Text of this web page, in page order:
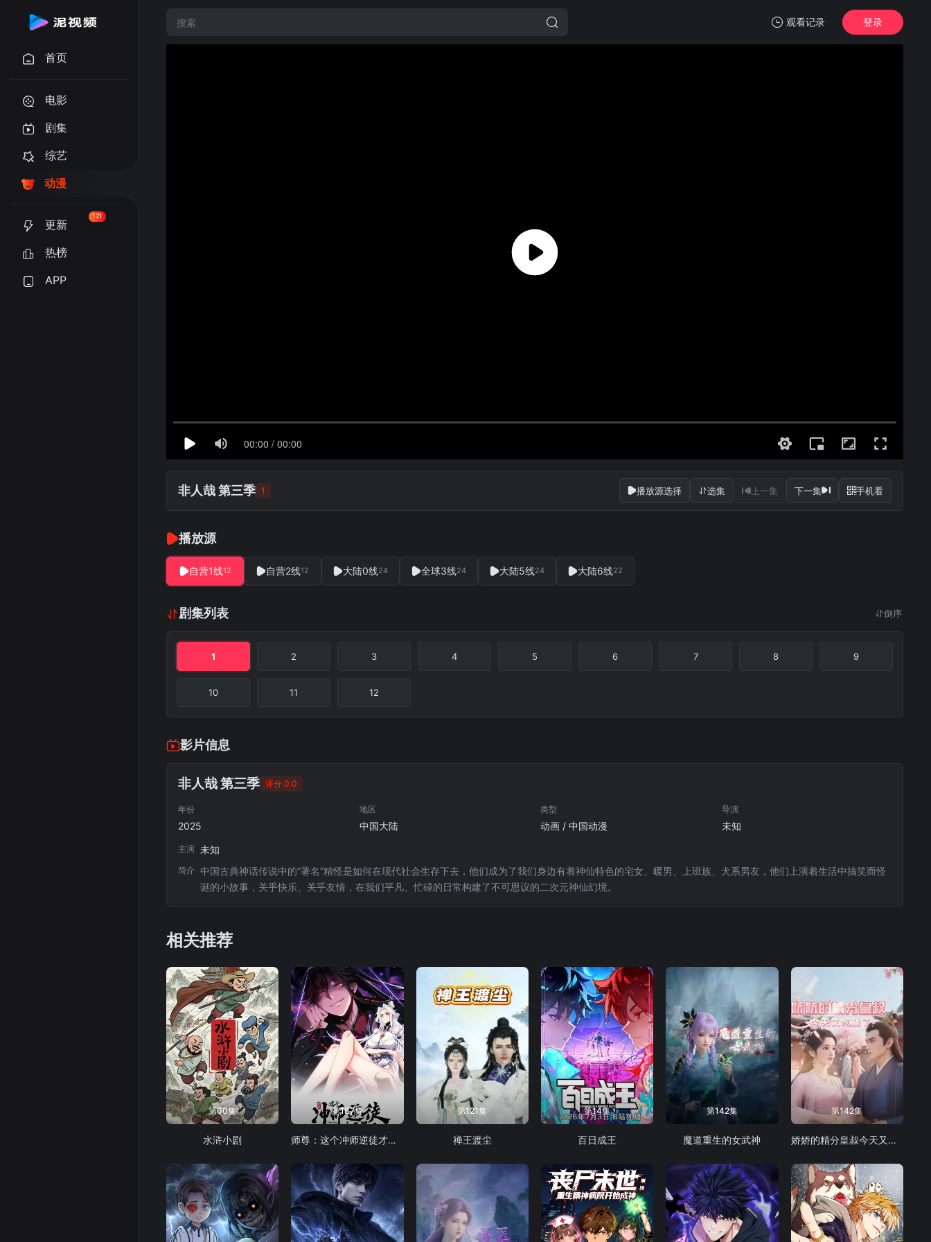
观看记录 登录
首页
电影
剧集
综艺
动漫
更新
121
热榜
APP
非人哉 第三季 1 播放源选择 选集 上一集 下一集 手机看
播放源
自营1线12 自营2线12 大陆0线24 全球3线24 大陆5线24 大陆6线22
剧集列表 倒序
1 2 3 4 5 6 7 8 9
10 11 12
影片信息
非人哉 第三季 评分 0.0
年份
2025
地区
中国大陆
类型
动画 / 中国动漫
导演
未知
主演 未知
简介 中国古典神话传说中的“著名”精怪是如何在现代社会生存下去，他们成为了我们身边有着神仙特色的宅女、暖男、上班族、犬系男友，他们上演着生活中搞笑而怪
诞的小故事，关乎快乐、关乎友情，在我们平凡、忙碌的日常构建了不可思议的二次元神仙幻境。
相关推荐
第60集
水浒小剧
第187集
师尊：这个冲师逆徒才不是圣子 动态漫画
第121集
禅王渡尘
第14集
百日成王
第142集
魔道重生的女武神
第142集
娇娇的精分皇叔今天又吃醋了